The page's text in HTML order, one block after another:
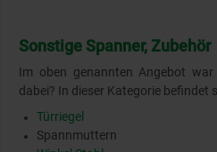
Sonstige Spanner, Zubehör
Im oben genannten Angebot
dabei? In dieser Kategorie befindet
Türriegel
Spannmuttern